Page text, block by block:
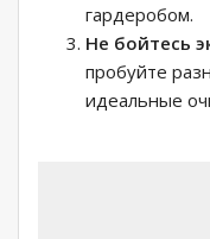
гардеробом.
Не бойтесь
пробуйте
идеальные